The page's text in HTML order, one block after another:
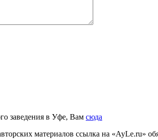
заведения в Уфе, Вам сюда
материалов ссылка на «AyLe.ru»